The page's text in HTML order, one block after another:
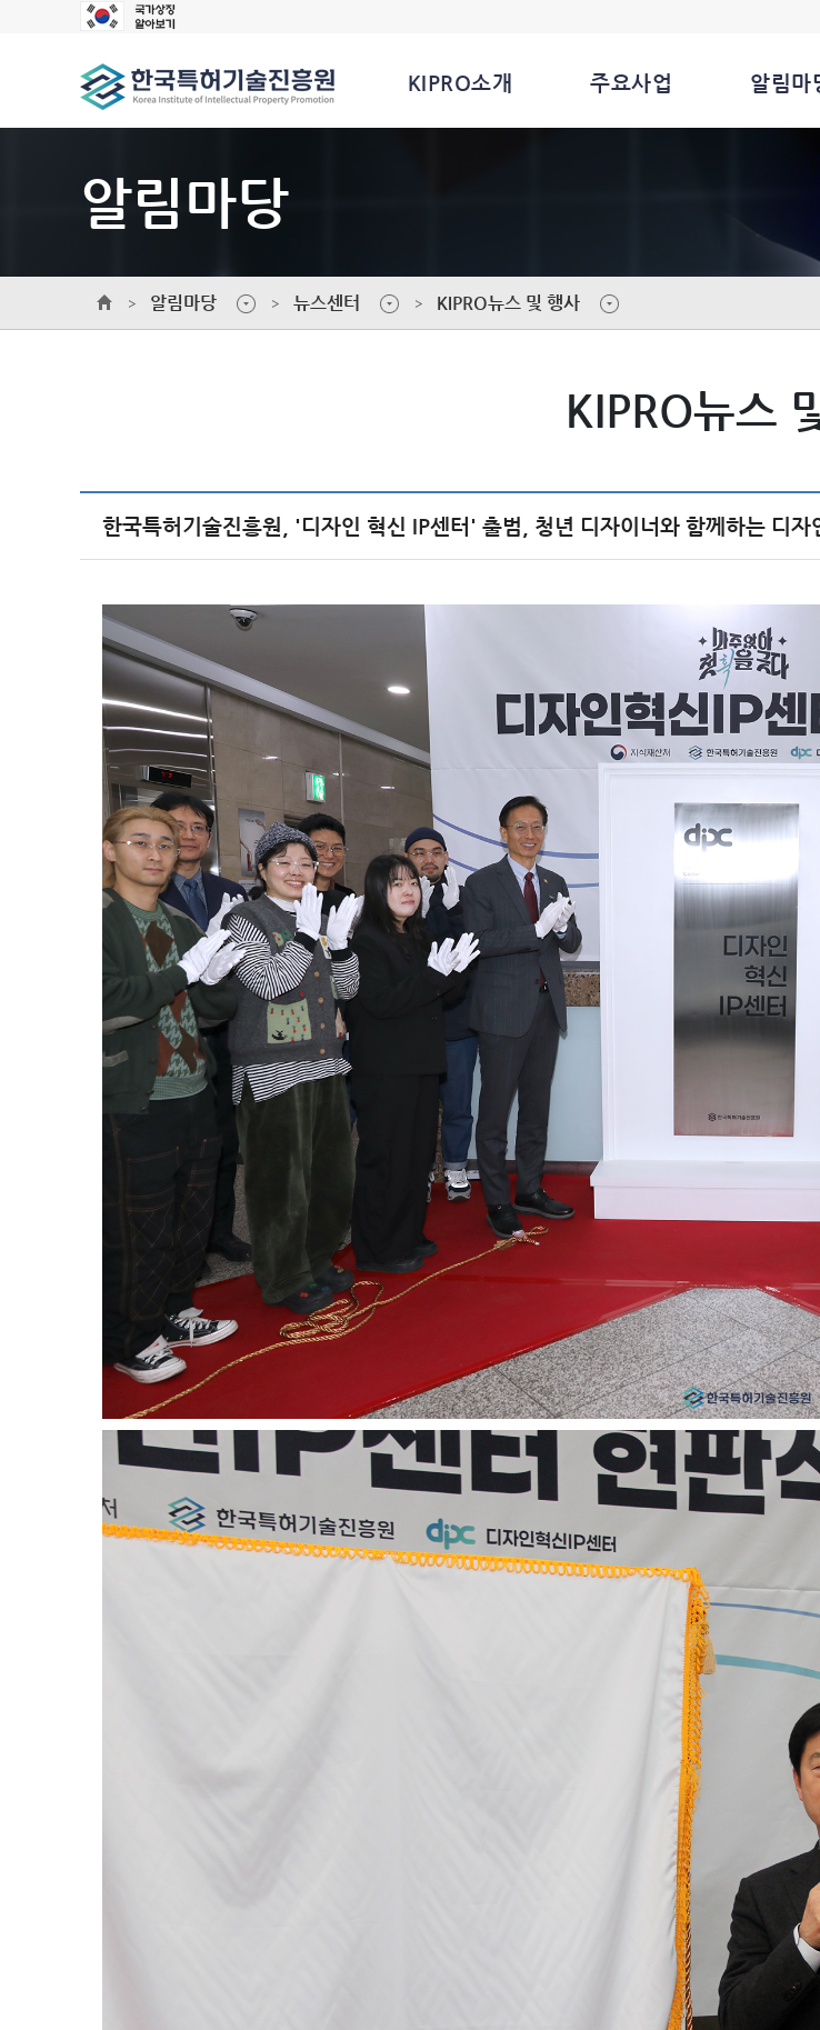
KIPRO소개 주요사업 알림마
알림마당
알림마당 뉴스센터 KIPRO뉴스 및 행사
KIPRO뉴스
한국특허기술진흥원, '디자인 혁신 IP센터' 출범, 청년 디자이너와 함께하는 디자